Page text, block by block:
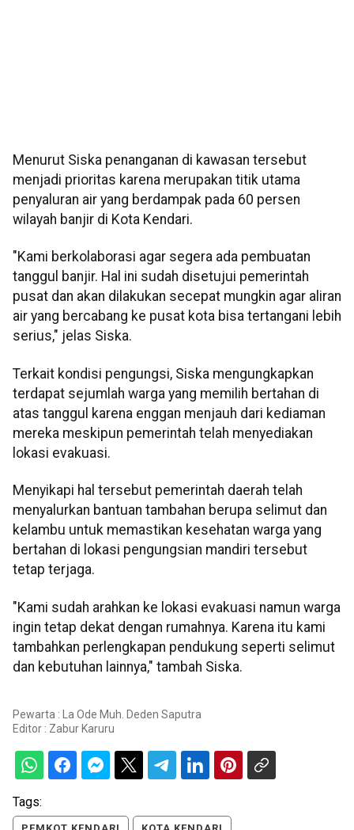
Menurut Siska penanganan di kawasan tersebut
menjadi prioritas karena merupakan titik utama
penyaluran air yang berdampak pada 60 persen
wilayah banjir di Kota Kendari.
"Kami berkolaborasi agar segera ada pembuatan
tanggul banjir. Hal ini sudah disetujui pemerintah
pusat dan akan dilakukan secepat mungkin agar aliran
air yang bercabang ke pusat kota bisa tertangani lebih
serius," jelas Siska.
Terkait kondisi pengungsi, Siska mengungkapkan
terdapat sejumlah warga yang memilih bertahan di
atas tanggul karena enggan menjauh dari kediaman
mereka meskipun pemerintah telah menyediakan
lokasi evakuasi.
Menyikapi hal tersebut pemerintah daerah telah
menyalurkan bantuan tambahan berupa selimut dan
kelambu untuk memastikan kesehatan warga yang
bertahan di lokasi pengungsian mandiri tersebut
tetap terjaga.
"Kami sudah arahkan ke lokasi evakuasi namun warga
ingin tetap dekat dengan rumahnya. Karena itu kami
tambahkan perlengkapan pendukung seperti selimut
dan kebutuhan lainnya," tambah Siska.
Pewarta : La Ode Muh. Deden Saputra
Editor : Zabur Karuru
Tags: